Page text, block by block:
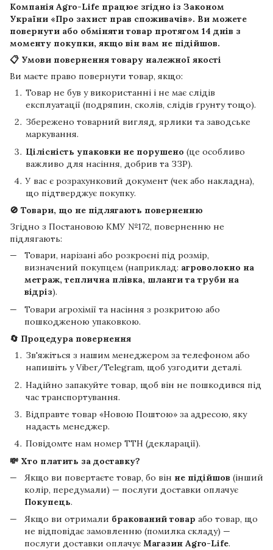
Компанія Agro-Life працює згідно із Законом
України «Про захист прав споживачів». Ви можете
повернути або обміняти товар протягом 14 днів з
моменту покупки, якщо він вам не підійшов.
📋 Умови повернення товару належної якості
Ви маєте право повернути товар, якщо:
Товар не був у використанні і не має слідів
експлуатації (подряпин, сколів, слідів ґрунту тощо).
Збережено товарний вигляд, ярлики та заводське
маркування.
Цілісність упаковки не порушено (це особливо
важливо для насіння, добрив та ЗЗР).
У вас є розрахунковий документ (чек або накладна),
що підтверджує покупку.
🚫 Товари, що не підлягають поверненню
Згідно з Постановою КМУ №172, поверненню не
підлягають:
Товари, нарізані або розкроєні під розмір,
визначений покупцем (наприклад: агроволокно на
метраж, теплична плівка, шланги та труби на
відріз).
Товари агрохімії та насіння з розкритою або
пошкодженою упаковкою.
🔄 Процедура повернення
Зв'яжіться з нашим менеджером за телефоном або
напишіть у Viber/Telegram, щоб узгодити деталі.
Надійно запакуйте товар, щоб він не пошкодився під
час транспортування.
Відправте товар «Новою Поштою» за адресою, яку
надасть менеджер.
Повідомте нам номер ТТН (декларації).
💸 Хто платить за доставку?
Якщо ви повертаєте товар, бо він не підійшов (інший
колір, передумали) — послуги доставки оплачує
Покупець.
Якщо ви отримали бракований товар або товар, що
не відповідає замовленню (помилка складу) —
послуги доставки оплачує Магазин Agro-Life.